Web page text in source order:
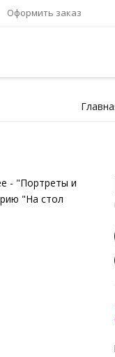
Оформить заказ